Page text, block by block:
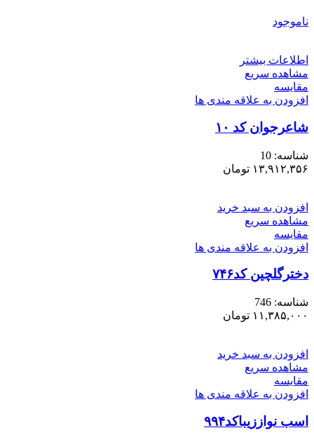
ناموجود
اطلاعات بیشتر
مشاهده سریع
مقایسه
افزودن به علاقه مندی ها
شاعرجوان کد ۱۰
شناسه: 10
۱۳,۹۱۲,۳۵۶ تومان
افزودن به سبد خرید
مشاهده سریع
مقایسه
افزودن به علاقه مندی ها
دخترگلچین کد۷۴۶
شناسه: 746
۱۱,۳۸۵,۰۰۰ تومان
افزودن به سبد خرید
مشاهده سریع
مقایسه
افزودن به علاقه مندی ها
اسب نواززیباکد۹۹۴